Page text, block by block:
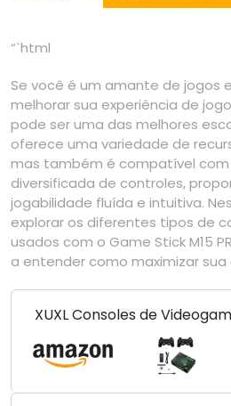
“`html
Se você é um amante de jogos
melhorar sua experiência de
pode ser uma das melhores
oferece uma variedade de
mas também é compatível
diversificada de controles,
jogabilidade fluída e intuitiva.
explorar os diferentes tipos de
usados com o Game Stick M15
a entender como maximizar sua
XUXL Consoles de
10.000 jogos 32/64GB
Gamepads Controlador da
PS1/GBA/